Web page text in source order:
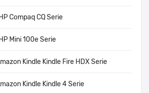
Compaq CQ Serie
Mini 100e Serie
Kindle Kindle Fire HDX Serie
Kindle Kindle 4 Serie